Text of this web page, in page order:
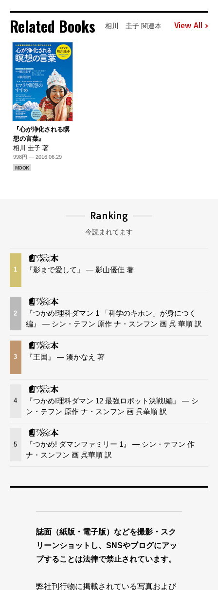
Related Books 相川 圭子 関連本 View All
『心が浄化される瞑
想の言葉』
相川 圭子 著
998円 — 2016.06.29
MOOK
Ranking
今読まれてます
1 『影まで愛して』 — 影山優佳 著
2
『つかめ!理科ダマン 1 「科学のキホン」が身につく
編』 — シン・テフン 原作 ナ・スンフン 画 呉 華順 訳
3 『王国』 — 湊かなえ 著
4
『つかめ!理科ダマン 12 最強ロボット決戦!編』 — シ
ン・テフン 原作 ナ・スンフン 画 呉華順 訳
5
『つかめ! ダマンファミリー 1』 — シン・テフン 作
ナ・スンフン 画 呉華順 訳
誌面（紙版・電子版）などを撮影・スク
リーンショットし、SNSやブログにアッ
プすることは法律で禁止されています。
弊社刊行物に掲載されている写真および